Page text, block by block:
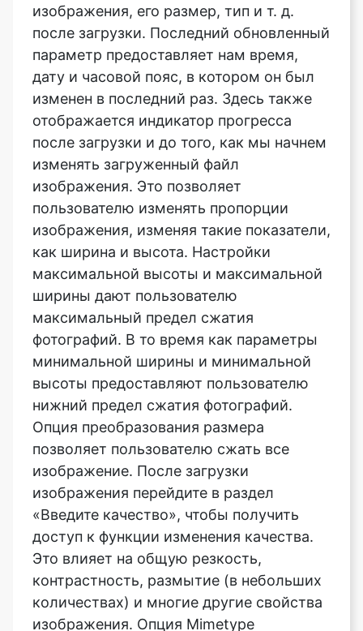
дату и часовой пояс, в котором он был
изменен в последний раз. Здесь также
отображается индикатор прогресса
после загрузки и до того, как мы начнем
изменять загруженный файл
изображения. Это позволяет
пользователю изменять пропорции
изображения, изменяя такие показатели,
как ширина и высота. Настройки
максимальной высоты и максимальной
ширины дают пользователю
максимальный предел сжатия
фотографий. В то время как параметры
минимальной ширины и минимальной
высоты предоставляют пользователю
нижний предел сжатия фотографий.
Опция преобразования размера
позволяет пользователю сжать все
изображение. После загрузки
изображения перейдите в раздел
«Введите качество», чтобы получить
доступ к функции изменения качества.
Это влияет на общую резкость,
контрастность, размытие (в небольших
количествах) и многие другие свойства
изображения. Опция Mimetype
позволяет пользователю выбрать
формат изображения после сжатия.